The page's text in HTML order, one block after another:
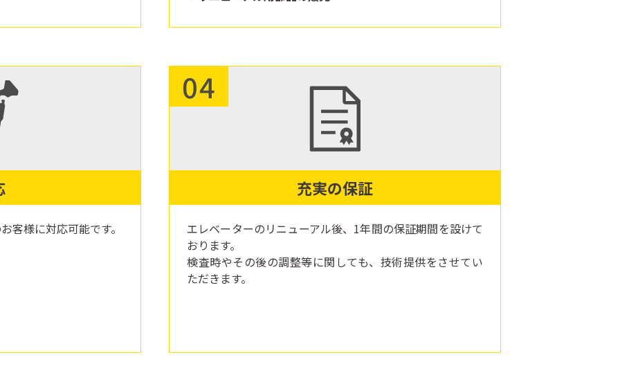
客様に対応可能です。
04
充実の保証
エレベーターのリニューアル後、1年間の保証期間を設けて
おります。
検査時やその後の調整等に関しても、技術提供をさせてい
ただきます。